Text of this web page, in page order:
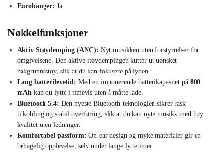
Eurohanger: Ja
Nøkkelfunksjoner
Aktiv Støydemping (ANC): Nyt musikken uten forstyrrelser fra
omgivelsene. Den aktive støydempingen kutter ut uønsket
bakgrunnsstøy, slik at du kan fokusere på lyden.
Lang batterilevetid: Med en imponerende batterikapasitet på 800
mAh kan du lytte i timevis uten å måtte lade.
Bluetooth 5.4: Den nyeste Bluetooth-teknologien sikrer rask
tilkobling og stabil overføring, slik at du kan nyte musikk med høy
kvalitet uten ledninger.
Komfortabel passform: On-ear design og myke materialer gir en
behagelig opplevelse, selv under lange lyttetimer.